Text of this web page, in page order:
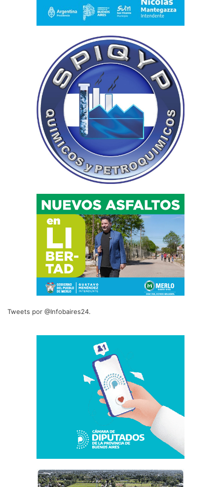
Tweets por @Infobaires24.